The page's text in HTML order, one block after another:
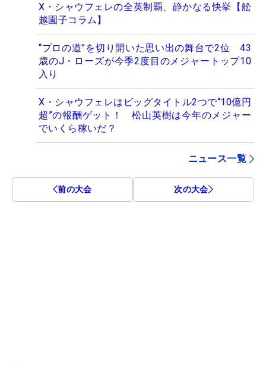
X・シャウフェレの全英制覇、静かなる快挙【舩
越園子コラム】
“プロの道”を切り開いた思い出の舞台で2位 43
歳のJ・ローズが今季2度目のメジャートップ10
入り
X・シャウフェレはビッグタイトル2つで“10億円
超”の報酬ゲット！ 松山英樹は今年のメジャー
でいくら稼いだ？
ニュース一覧
前の大会 次の大会